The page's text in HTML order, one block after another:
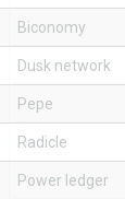
Biconomy
Dusk network
Pepe
Radicle
Power ledger